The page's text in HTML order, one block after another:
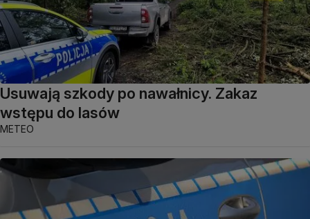
Usuwają szkody po nawałnicy. Zakaz
wstępu do lasów
METEO